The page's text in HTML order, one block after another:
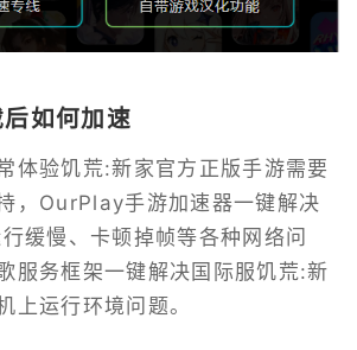
如何加速
体验饥荒:新家官方正版手游需要
，OurPlay手游加速器一键解决
缓慢、卡顿掉帧等各种网络问
服务框架一键解决国际服饥荒:新
上运行环境问题。